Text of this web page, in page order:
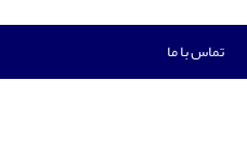
تماس با ما